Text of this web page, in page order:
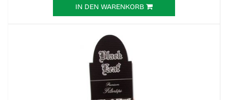
IN DEN WARENKORB